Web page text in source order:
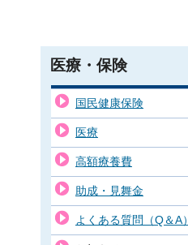
医療・保険
国民健康保険
医療
高額療養費
助成・見舞金
よくある質問（Q＆A）